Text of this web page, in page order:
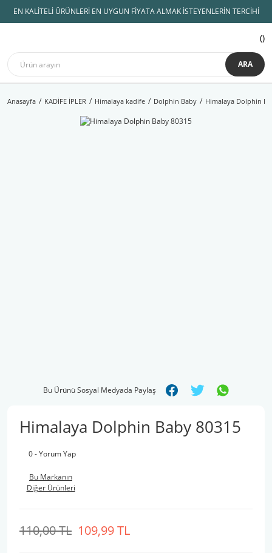
EN KALİTELİ ÜRÜNLERİ EN UYGUN FİYATA ALMAK İSTEYENLERİN TERCİHİ
ARA
Anasayfa KADİFE İPLER Himalaya kadife Dolphin Baby Himalaya Dolphin
Bu Ürünü Sosyal Medyada Paylaş
Himalaya Dolphin Baby 80315
0 - Yorum Yap
Bu Markanın
Diğer Ürünleri
109,99 TL
110,00 TL